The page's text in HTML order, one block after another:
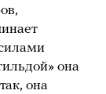
она
она